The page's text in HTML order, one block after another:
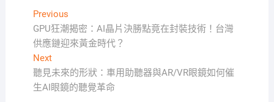
文
章
導
覽
PreviousPrevious
post:
GPU狂潮揭密：AI晶片決勝點竟在封裝技術！台灣
供應鏈迎來黃金時代？
NextNext
post:
聽見未來的形狀：車用助聽器與AR/VR眼鏡如何催
生AI眼鏡的聽覺革命